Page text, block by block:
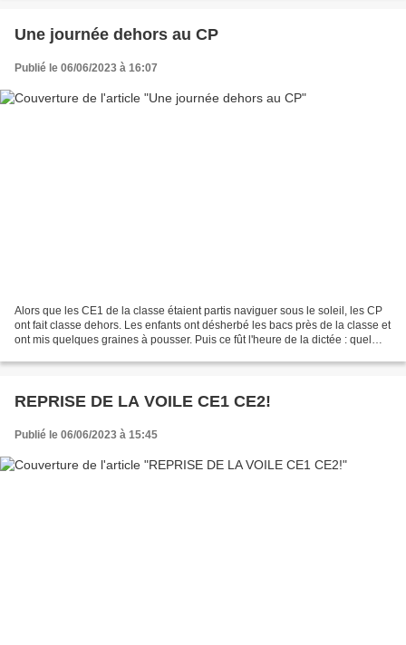
Une journée dehors au CP
Publié le 06/06/2023 à 16:07
Alors que les CE1 de la classe étaient partis naviguer sous le soleil, les CP
ont fait classe dehors. Les enfants ont désherbé les bacs près de la classe et
ont mis quelques graines à pousser. Puis ce fût l'heure de la dictée : quel
REPRISE DE LA VOILE CE1 CE2!
Publié le 06/06/2023 à 15:45